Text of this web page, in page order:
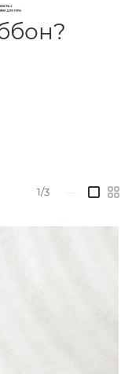
1/3